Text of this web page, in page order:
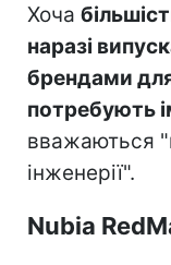
Хоча
наразі
брендами
потребують
вважаються
інженерії".
Nubia